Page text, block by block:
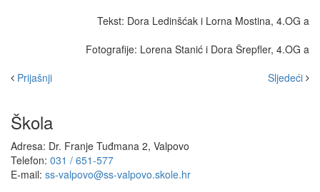
Tekst: Dora Ledinšćak i Lorna Mostina, 4.OG a
Fotografije: Lorena Stanić i Dora Šrepfler, 4.OG a
Prijašnji
Sljedeći
Škola
Adresa: Dr. Franje Tuđmana 2, Valpovo
Telefon: 031 / 651-577
E-mail: ss-valpovo@ss-valpovo.skole.hr